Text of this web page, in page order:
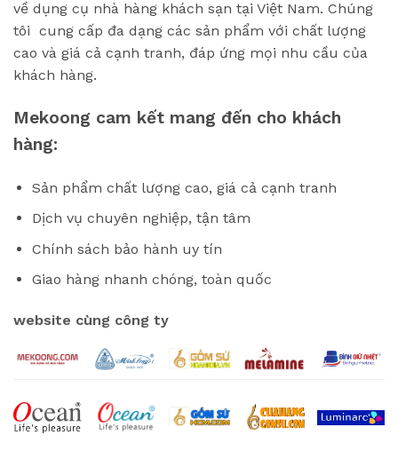
về dụng cụ nhà hàng khách sạn tại Việt Nam. Chúng
tôi cung cấp đa dạng các sản phẩm với chất lượng
cao và giá cả cạnh tranh, đáp ứng mọi nhu cầu của
khách hàng.
Mekoong cam kết mang đến cho khách
hàng:
Sản phẩm chất lượng cao, giá cả cạnh tranh
Dịch vụ chuyên nghiệp, tận tâm
Chính sách bảo hành uy tín
Giao hàng nhanh chóng, toàn quốc
website cùng công ty